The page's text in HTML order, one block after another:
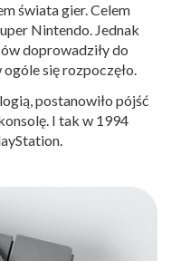
świata gier. Celem
Nintendo. Jednak
doprowadziły do
się rozpoczęło.
postanowiło pójść
I tak w 1994